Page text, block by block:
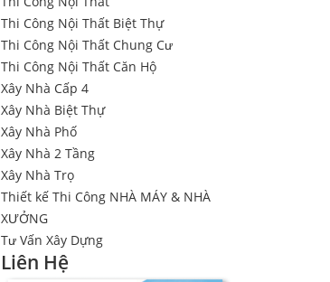
Thi Công Nội Thất Biệt Thự
Thi Công Nội Thất Chung Cư
Thi Công Nội Thất Căn Hộ
Xây Nhà Cấp 4
Xây Nhà Biệt Thự
Xây Nhà Phố
Xây Nhà 2 Tầng
Xây Nhà Trọ
Thiết kế Thi Công NHÀ MÁY & NHÀ
XƯỞNG
Tư Vấn Xây Dựng
Liên Hệ